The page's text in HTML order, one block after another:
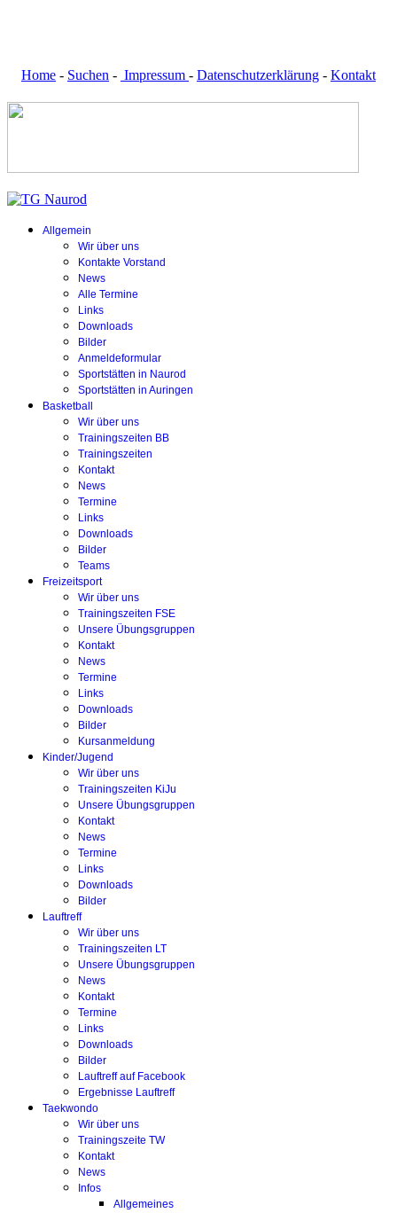
Home - Suchen - Impressum - Datenschutzerklärung - Kontakt
Allgemein
Wir über uns
Kontakte Vorstand
News
Alle Termine
Links
Downloads
Bilder
Anmeldeformular
Sportstätten in Naurod
Sportstätten in Auringen
Basketball
Wir über uns
Trainingszeiten BB
Trainingszeiten
Kontakt
News
Termine
Links
Downloads
Bilder
Teams
Freizeitsport
Wir über uns
Trainingszeiten FSE
Unsere Übungsgruppen
Kontakt
News
Termine
Links
Downloads
Bilder
Kursanmeldung
Kinder/Jugend
Wir über uns
Trainingszeiten KiJu
Unsere Übungsgruppen
Kontakt
News
Termine
Links
Downloads
Bilder
Lauftreff
Wir über uns
Trainingszeiten LT
Unsere Übungsgruppen
News
Kontakt
Termine
Links
Downloads
Bilder
Lauftreff auf Facebook
Ergebnisse Lauftreff
Taekwondo
Wir über uns
Trainingszeite TW
Kontakt
News
Infos
Allgemeines